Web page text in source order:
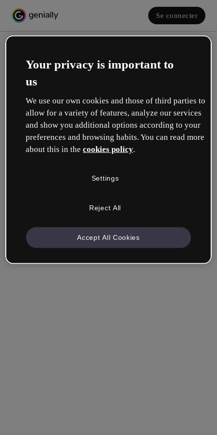
Se connecter
Créez votre compte gratuit !
Votre rôle se rapproche plus de celui de :
Société & Professionnels
un autre domaine.
Your privacy is important to
us
We use our own cookies and those of third parties to
allow for a variety of features, analyze our services
and show you additional options according to your
preferences and browsing habits. You can read more
about this in the cookies policy.
Settings
Reject All
Accept All Cookies